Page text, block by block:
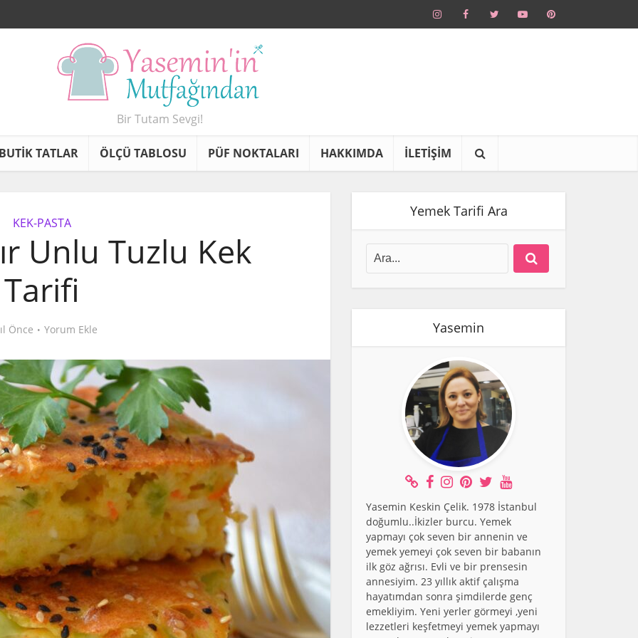
Bir Tutam Sevgi!
TATLAR ÖLÇÜ TABLOSU PÜF NOKTALARI HAKKIMDA İLETİŞİM
KEK-PASTA
Unlu Tuzlu Kek
Tarifi
Önce Yorum Ekle
Yemek Tarifi Ara
Yasemin
Yasemin Keskin Çelik. 1978 İstanbul
doğumlu..İkizler burcu. Yemek
yapmayı çok seven bir annenin ve
yemek yemeyi çok seven bir babanın
ilk göz ağrısı. Evli ve bir prensesin
annesiyim. 23 yıllık aktif çalışma
hayatımdan sonra şimdilerde genç
emekliyim. Yeni yerler görmeyi ,yeni
lezzetleri keşfetmeyi yemek yapmayı